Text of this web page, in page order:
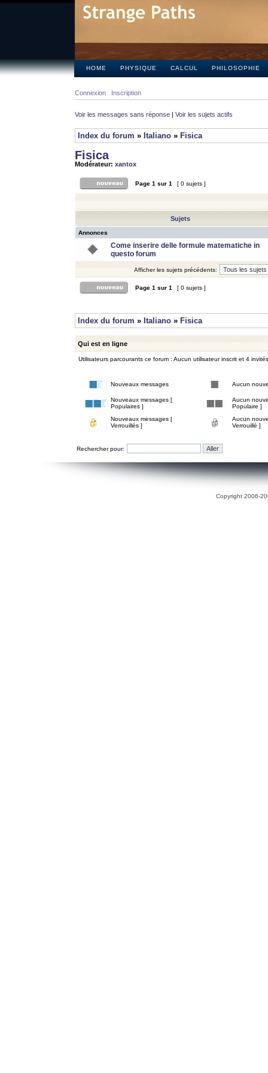
HOME PHYSIQUE CALCUL PHILOSOPHIE
Connexion Inscription
Voir les messages sans réponse | Voir les sujets actifs
Index du forum » Italiano » Fisica
Fisica
Modérateur: xantox
Page 1 sur 1 [ 0 sujets ]
Sujets
Annonces
Come inserire delle formule matematiche in
questo forum
Afficher les sujets précédents:
Page 1 sur 1 [ 0 sujets ]
Index du forum » Italiano » Fisica
Qui est en ligne
Utilisateurs parcourants ce forum : Aucun utilisateur inscrit et 4 invités
Nouveaux messages Aucun
Nouveaux messages [
Populaires ]
Aucun
Populaire ]
Nouveaux messages [
Verrouillés ]
Aucun
Verrouillé ]
Rechercher pour:
Copyright 2006-